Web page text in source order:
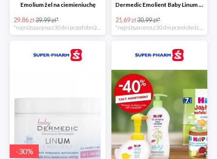
Emolium żel na ciemieniuchę
29.86 zł39.99 zł*
Dermedic Emolient Baby Linum żel do mycia ciała i włosów
21.69 zł30.99 zł*
-30%